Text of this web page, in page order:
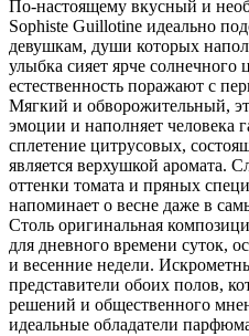
По-настоящему вкусный и
Sophiste Guillotine идеально
девушкам, души которых
улыбка сияет ярче солнечного
естественность поражают с
Мягкий и обворожительный,
эмоции и наполняет человека
сплетение цитрусовых,
является верхушкой аромата.
оттенки томата и пряных
напоминает о весне даже в
Столь оригинальная
для дневного времени суток,
и весенние недели.
представители обоих полов,
решений и общественного
идеальные обладатели